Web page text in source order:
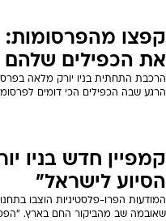
קפצו מהפרסומות:
את הכפילים שלהם
הרכבת התחתית בניו יורק מלאה
הרגע שבה הכפילים הכי דומים
קמפיין חדש בניו
הסיוע לישראל"
שאובמה שב מהביקור החם בארץ.